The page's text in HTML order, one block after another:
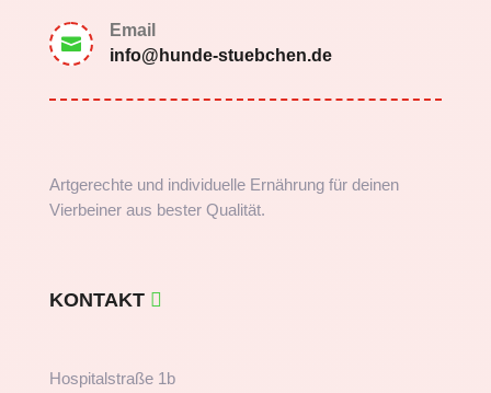

Email
info@hunde-stuebchen.de
Artgerechte und individuelle Ernährung für deinen
Vierbeiner aus bester Qualität.
KONTAKT
Hospitalstraße 1b